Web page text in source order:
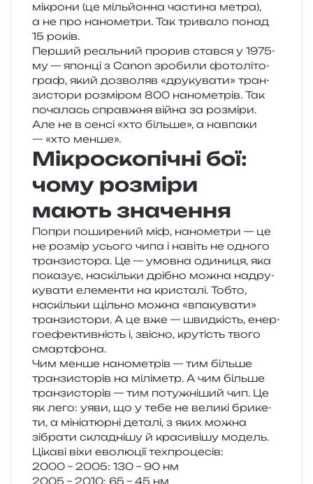
мікро­ни (це міль­йон­на части­на метра),
а не про нано­ме­три. Так три­ва­ло понад
15 років.
Перший реаль­ний про­рив став­ся у 1975-
му — япон­ці з Canon зро­би­ли фото­лі­то­
граф, який дозво­ляв «дру­ку­ва­ти» тран­
зи­сто­ри роз­мі­ром 800 нано­ме­трів. Так
поча­лась справ­жня війна за роз­мі­ри.
Але не в сенсі «хто біль­ше», а нав­па­ки
— «хто менше».
Мікроскопічні бої:
чому розміри
мають значення
Попри поши­ре­ний міф, нано­ме­три — це
не роз­мір усьо­го чипа і навіть не одно­го
тран­зи­сто­ра. Це — умов­на оди­ни­ця, яка
пока­зує, наскіль­ки дрі­бно можна надру­
ку­ва­ти еле­мен­ти на кри­ста­лі. Тобто,
наскіль­ки щіль­но можна «впа­ку­ва­ти»
тран­зи­сто­ри. А це вже — швид­кість, енер­
го­ефе­ктив­ність і, зві­сно, кру­тість твого
смартфона.
Чим менше нано­ме­трів — тим біль­ше
тран­зи­сто­рів на мілі­метр. А чим біль­ше
тран­зи­сто­рів — тим поту­жні­ший чип. Це
як лего: уяви, що у тебе не вели­кі бри­ке­
ти, а міні­а­тюр­ні дета­лі, з яких можна
зібра­ти скла­дні­шу й кра­си­ві­шу модель.
Цікаві віхи ево­лю­ції техпроцесів:
2000 – 2005: 130 – 90 нм
2005 – 2010: 65 – 45 нм